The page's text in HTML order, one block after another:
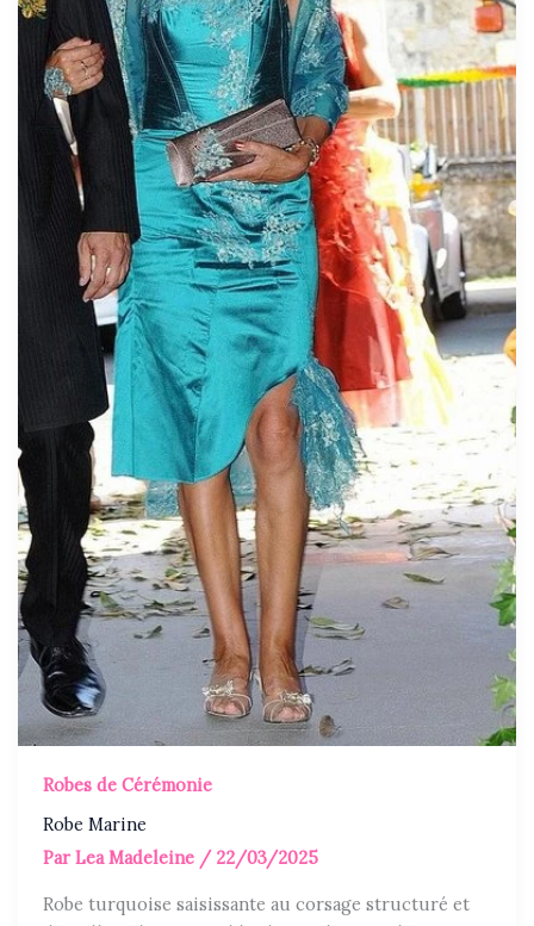
Robes de Cérémonie
Robe Marine
ParLea Madeleine / 22/03/2025
Robe turquoise saisissante au corsage structuré et